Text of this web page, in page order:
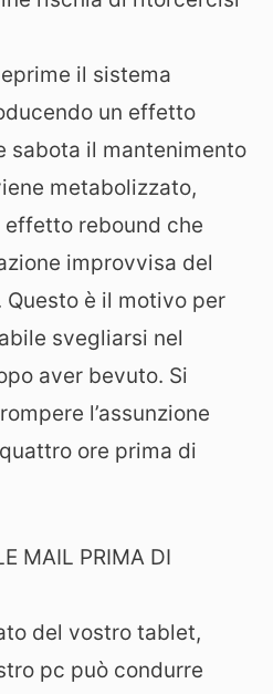
il sistema
un effetto
sabota il mantenimento
metabolizzato,
effetto rebound che
improvvisa del
è il motivo per
svegliarsi nel
aver bevuto. Si
l’assunzione
ore prima di
MAIL PRIMA DI
del vostro tablet,
pc può condurre